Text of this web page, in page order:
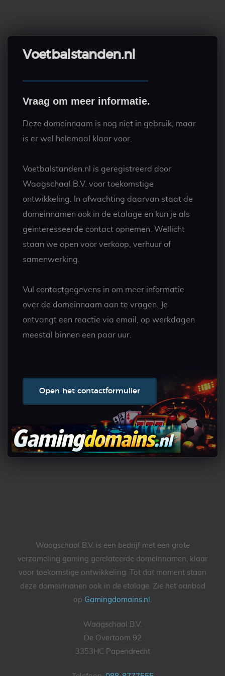
Voetbalstanden.nl
Vraag om meer informatie.
Deze domeinnaam is nog niet in gebruik, maar
is er wel helemaal klaar voor.
Voetbalstanden.nl is geregistreerd door
Waagschaal B.V. voor toekomstige
ontwikkeling. In afwachting daarvan staat de
domeinnamen ook in de etalage en kun je als
geïnteresseerde contact opnemen. Wellicht
staan we open voor verkoop, verhuur of
samenwerking.
Vul contactgegevens in om meer informatie
over de domeinnaam aan te vragen. Je
ontvangt een reactie via email, op werkdagen
meestal binnen een paar uur.
Waagschaal B.V. is een bedrijf met een grote
verzameling gaming gerelateerde domeinnamen, klaar
voor toekomstige ontwikkeling. Tot dat moment staan
deze domeinnanen ook in de etalage. Zie het aanbod
op Gamingdomains.nl .
Waagschaal B.V.
De Overtoom 92
3353HC Papendrecht